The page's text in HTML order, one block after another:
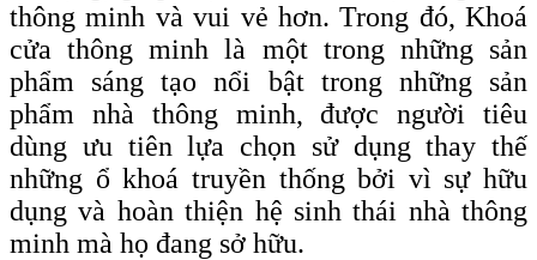
thông minh và vui vẻ hơn. Trong đó, Khoá
cửa thông minh là một trong những sản
phẩm sáng tạo nổi bật trong những sản
phẩm nhà thông minh, được người tiêu
dùng ưu tiên lựa chọn sử dụng thay thế
những ổ khoá truyền thống bởi vì sự hữu
dụng và hoàn thiện hệ sinh thái nhà thông
minh mà họ đang sở hữu.